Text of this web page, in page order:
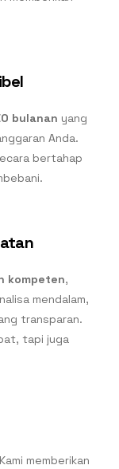
bulanan yang
Anda.
bertahap
kompeten,
mendalam,
transparan.
tapi juga
memberikan